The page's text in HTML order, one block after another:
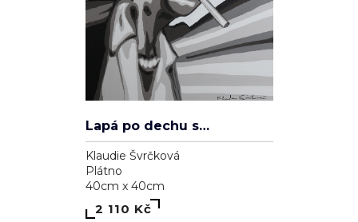
Klaudie Švrčková
Plátno
40cm x 40cm
2 110 Kč